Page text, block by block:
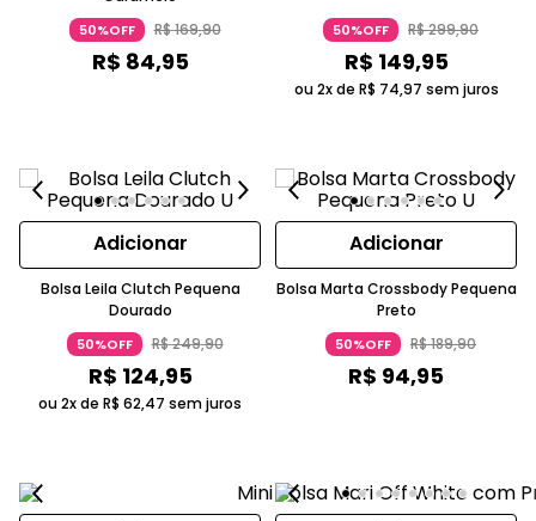
50%OFF R$169,90
R$ 84,95
50%OFF R$299,90
R$ 149,95
ou 2x de R$ 74,97 sem juros
Adicionar
Bolsa Leila Clutch Pequena
Dourado
50%OFF R$249,90
R$ 124,95
ou 2x de R$ 62,47 sem juros
Adicionar
Bolsa Marta Crossbody Pequena
Preto
50%OFF R$189,90
R$ 94,95